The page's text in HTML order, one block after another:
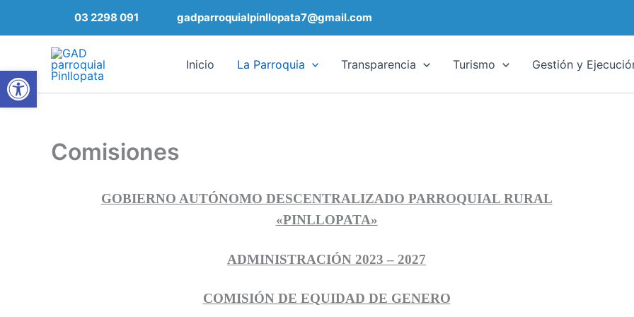
contenido
03 2298 091 gadparroquialpinllopata7@gmail.com
Inicio La Parroquia Transparencia Turismo Gestión y
Comisiones
GOBIERNO AUTÓNOMO DESCENTRALIZADO PARROQUIAL RURAL
«PINLLOPATA»
ADMINISTRACIÓN 2023 – 2027
COMISIÓN DE EQUIDAD DE GENERO
Abrir barra de herramientas